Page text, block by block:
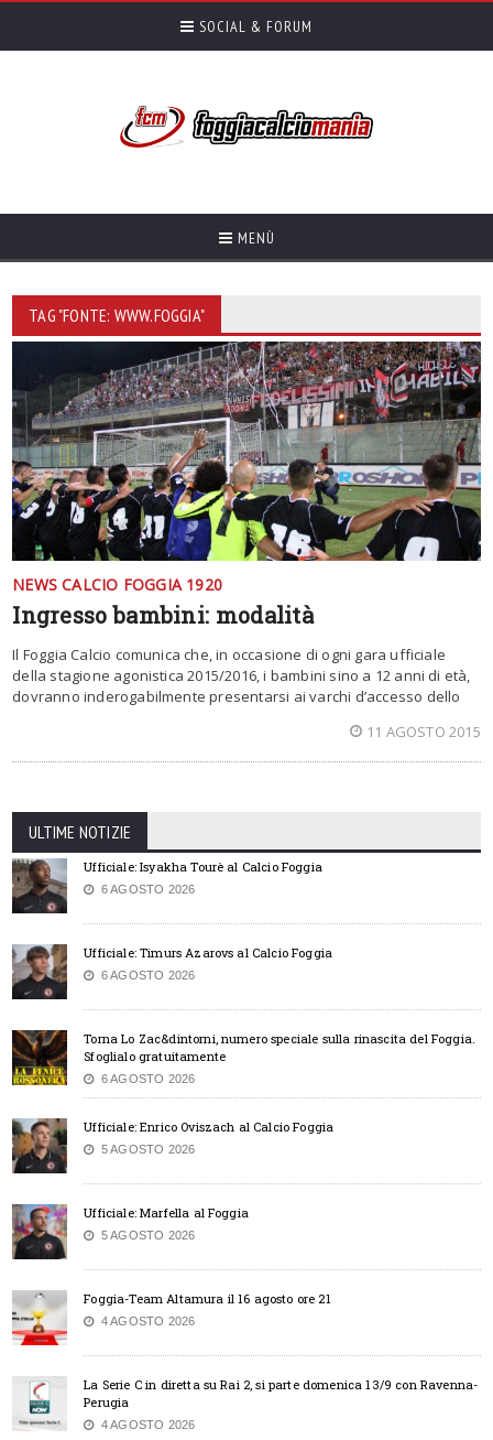
SOCIAL & FORUM
MENÙ
TAG "FONTE: WWW.FOGGIA"
NEWS CALCIO FOGGIA 1920
Ingresso bambini: modalità
Il Foggia Calcio comunica che, in occasione di ogni gara ufficiale
della stagione agonistica 2015/2016, i bambini sino a 12 anni di età,
dovranno inderogabilmente presentarsi ai varchi d’accesso dello
11 AGOSTO 2015
ULTIME NOTIZIE
Ufficiale: Isyakha Tourè al Calcio Foggia
6 AGOSTO 2026
Ufficiale: Timurs Azarovs al Calcio Foggia
6 AGOSTO 2026
Torna Lo Zac&dintorni, numero speciale sulla rinascita del Foggia.
Sfoglialo gratuitamente
6 AGOSTO 2026
Ufficiale: Enrico Oviszach al Calcio Foggia
5 AGOSTO 2026
Ufficiale: Marfella al Foggia
5 AGOSTO 2026
Foggia-Team Altamura il 16 agosto ore 21
4 AGOSTO 2026
La Serie C in diretta su Rai 2, si parte domenica 13/9 con Ravenna-
Perugia
4 AGOSTO 2026